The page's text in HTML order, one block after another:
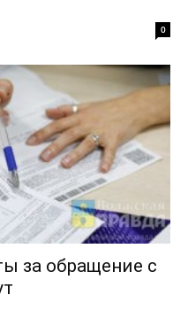
0
за обращение с